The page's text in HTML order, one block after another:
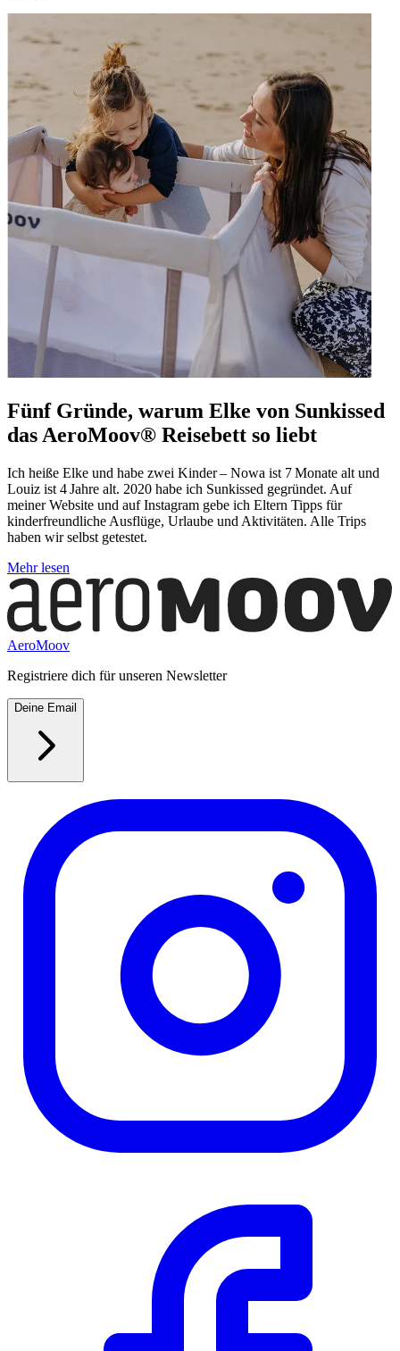
Fünf Gründe, warum Elke von Sunkissed
das AeroMoov® Reisebett so liebt
Ich heiße Elke und habe zwei Kinder – Nowa ist 7 Monate alt und
Louiz ist 4 Jahre alt. 2020 habe ich Sunkissed gegründet. Auf
meiner Website und auf Instagram gebe ich Eltern Tipps für
kinderfreundliche Ausflüge, Urlaube und Aktivitäten. Alle Trips
haben wir selbst getestet.
Mehr lesen
AeroMoov
Registriere dich für unseren Newsletter
Deine Email